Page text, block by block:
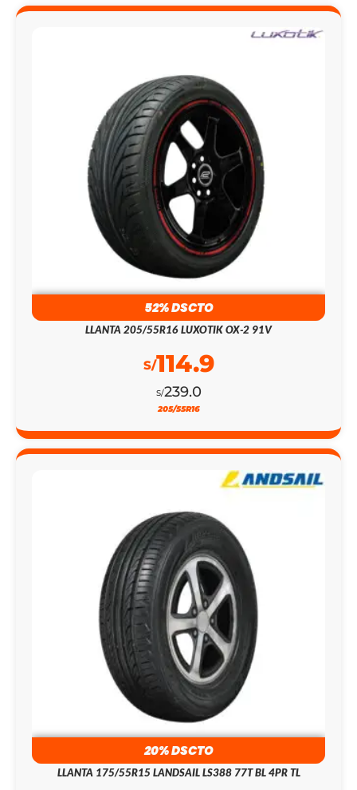
52% DSCTO
LLANTA 205/55R16 LUXOTIK OX-2 91V
S/239.0
S/114.9
205/55R16
20% DSCTO
LLANTA 175/55R15 LANDSAIL LS388 77T BL 4PR TL